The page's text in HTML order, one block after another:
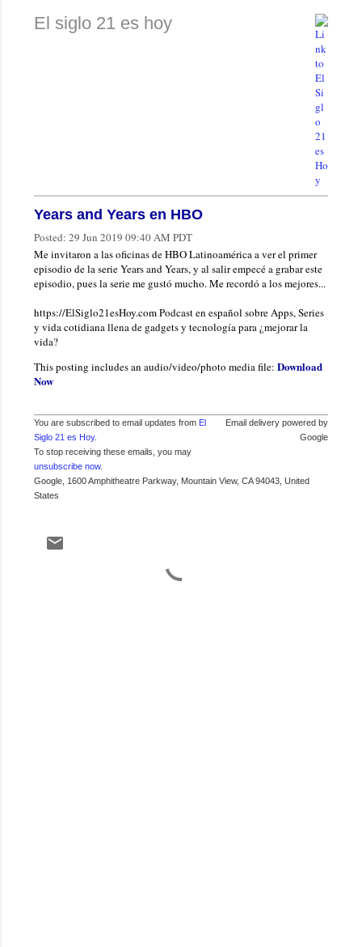
El siglo 21 es hoy
Years and Years en HBO
Posted: 29 Jun 2019 09:40 AM PDT
Me invitaron a las oficinas de HBO Latinoamérica a ver el primer
episodio de la serie Years and Years, y al salir empecé a grabar este
episodio, pues la serie me gustó mucho. Me recordó a los mejores...
https://ElSiglo21esHoy.com Podcast en español sobre Apps, Series
y vida cotidiana llena de gadgets y tecnología para ¿mejorar la
vida?
This posting includes an audio/video/photo media file: Download
Now
You are subscribed to email updates from El
Siglo 21 es Hoy.
To stop receiving these emails, you may
unsubscribe now.
Email delivery powered by
Google
Google, 1600 Amphitheatre Parkway, Mountain View, CA 94043, United
States